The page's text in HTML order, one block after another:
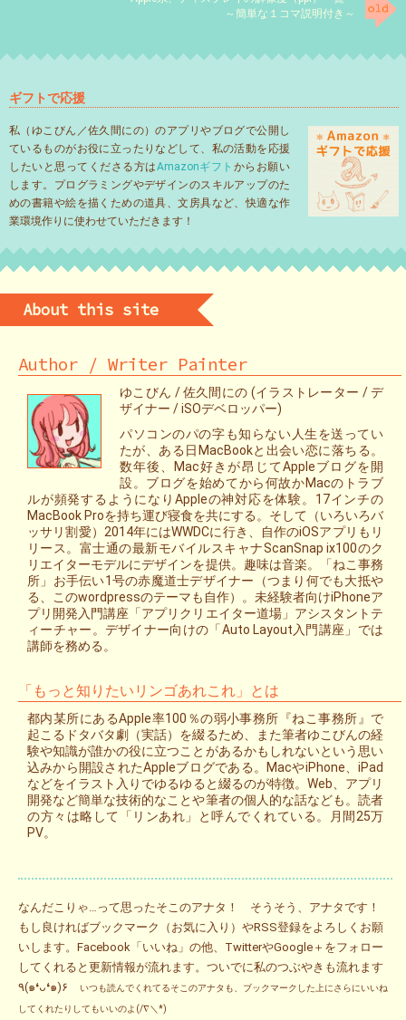
～簡単な１コマ説明付き～
ギフトで応援
私（ゆこびん／佐久間にの）のアプリやブログで公開し
ているものがお役に立ったりなどして、私の活動を応援
したいと思ってくださる方はAmazonギフト からお願い
します。プログラミングやデザインのスキルアップのた
めの書籍や絵を描くための道具、文房具など、快適な作
業環境作りに使わせていただきます！
About this site
Author / Writer Painter
ゆこびん / 佐久間にの (イラストレーター / デ
ザイナー / iSOデベロッパー)
パソコンのパの字も知らない人生を送ってい
たが、ある日MacBookと出会い恋に落ちる。
数年後、Mac好きが昂じてAppleブログを開
設。ブログを始めてから何故かMacのトラブ
ルが頻発するようになりAppleの神対応を体験。17インチの
MacBook Proを持ち運び寝食を共にする。そして（いろいろバ
ッサリ割愛）2014年にはWWDCに行き、自作のiOSアプリもリ
リース。富士通の最新モバイルスキャナScanSnap ix100のク
リエイターモデルにデザインを提供。趣味は音楽。「ねこ事務
所」お手伝い1号の赤魔道士デザイナー（つまり何でも大抵や
る、このwordpressのテーマも自作）。未経験者向けiPhoneア
プリ開発入門講座「アプリクリエイター道場」アシスタントテ
ィーチャー。デザイナー向けの「Auto Layout入門講座」では
講師を務める。
「もっと知りたいリンゴあれこれ」とは
都内某所にあるApple率100％の弱小事務所『ねこ事務所』で
起こるドタバタ劇（実話）を綴るため、また筆者ゆこびんの経
験や知識が誰かの役に立つことがあるかもしれないという思い
込みから開設されたAppleブログである。MacやiPhone、iPad
などをイラスト入りでゆるゆると綴るのが特徴。Web、アプリ
開発など簡単な技術的なことや筆者の個人的な話なども。読者
の方々は略して「リンあれ」と呼んでくれている。月間25万
PV。
なんだこりゃ…って思ったそこのアナタ！ そうそう、アナタです！
もし良ければブックマーク（お気に入り）やRSS登録をよろしくお願
いします。Facebook「いいね」の他、TwitterやGoogle＋をフォロー
してくれると更新情報が流れます。ついでに私のつぶやきも流れます
٩(๑❛ᴗ❛๑)۶
いつも読んでくれてるそこのアナタも、ブックマークした上にさらにいいね
してくれたりしてもいいのよ(/∇＼*)